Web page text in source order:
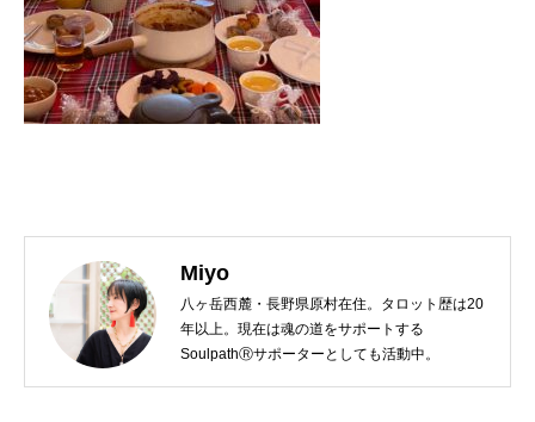
Miyo
八ヶ岳西麓・長野県原村在住。タロット歴は20
年以上。現在は魂の道をサポートする
SoulpathⓇサポーターとしても活動中。